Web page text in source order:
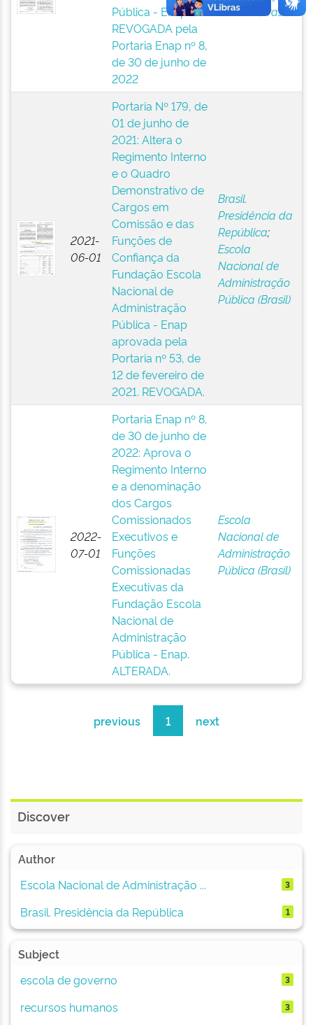
Pública - Enap.
REVOGADA pela
Portaria Enap nº 8,
de 30 de junho de
2022
Pública (Brasil)
2021-
06-01
Portaria Nº 179, de
01 de junho de
2021: Altera o
Regimento Interno
e o Quadro
Demonstrativo de
Cargos em
Comissão e das
Funções de
Confiança da
Fundação Escola
Nacional de
Administração
Pública - Enap
aprovada pela
Portaria nº 53, de
12 de fevereiro de
2021. REVOGADA.
Brasil.
Presidência da
República;
Escola
Nacional de
Administração
Pública (Brasil)
2022-
07-01
Portaria Enap nº 8,
de 30 de junho de
2022: Aprova o
Regimento Interno
e a denominação
dos Cargos
Comissionados
Executivos e
Funções
Comissionadas
Executivas da
Fundação Escola
Nacional de
Administração
Pública - Enap.
ALTERADA.
Escola
Nacional de
Administração
Pública (Brasil)
previous 1 next
Discover
Author
Escola Nacional de Administração ...
3
Brasil. Presidência da República 1
Subject
escola de governo
3
recursos humanos 3